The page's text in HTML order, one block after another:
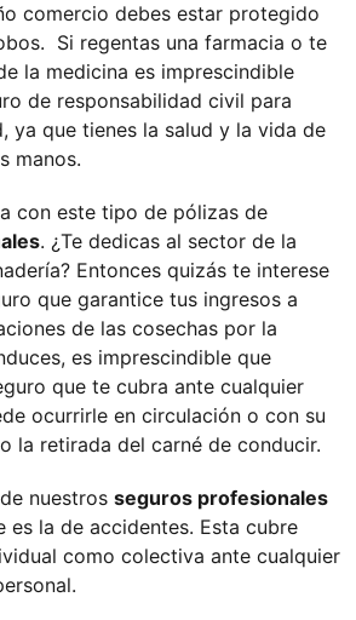
comercio debes estar protegido
Si regentas una farmacia o te
la medicina es imprescindible
de responsabilidad civil para
ya que tienes la salud y la vida de
manos.
con este tipo de pólizas de
. ¿Te dedicas al sector de la
Entonces quizás te interese
que garantice tus ingresos a
de las cosechas por la
es imprescindible que
que te cubra ante cualquier
ocurrirle en circulación o con su
la retirada del carné de conducir.
nuestros seguros profesionales
es la de accidentes. Esta cubre
como colectiva ante cualquier